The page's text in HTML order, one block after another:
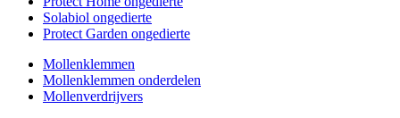
Solabiol ongedierte
Protect Garden ongedierte
Mollenklemmen
Mollenklemmen onderdelen
Mollenverdrijvers